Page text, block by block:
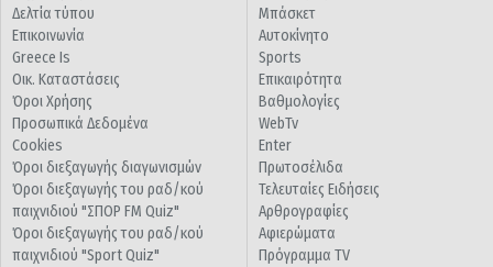
Δελτία τύπου
Επικοινωνία
Greece Is
Οικ. Καταστάσεις
Όροι Χρήσης
Προσωπικά Δεδομένα
Cookies
Όροι διεξαγωγής διαγωνισμών
Όροι διεξαγωγής του ραδ/κού
παιχνιδιού "ΣΠΟΡ FM Quiz"
Όροι διεξαγωγής του ραδ/κού
παιχνιδιού "Sport Quiz"
Μπάσκετ
Αυτοκίνητο
Sports
Επικαιρότητα
Βαθμολογίες
WebTv
Enter
Πρωτοσέλιδα
Τελευταίες Ειδήσεις
Αρθρογραφίες
Αφιερώματα
Πρόγραμμα TV